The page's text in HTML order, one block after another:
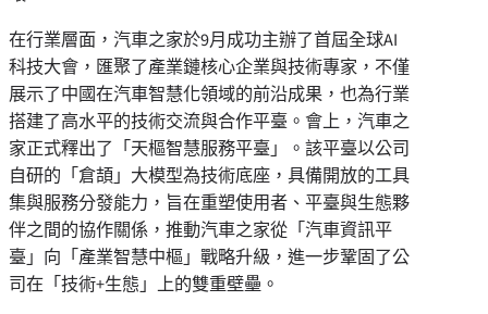
在行業層面，汽車之家於9月成功主辦了首屆全球AI
科技大會，匯聚了產業鏈核心企業與技術專家，不僅
展示了中國在汽車智慧化領域的前沿成果，也為行業
搭建了高水平的技術交流與合作平臺。會上，汽車之
家正式釋出了「天樞智慧服務平臺」。該平臺以公司
自研的「倉頡」大模型為技術底座，具備開放的工具
集與服務分發能力，旨在重塑使用者、平臺與生態夥
伴之間的協作關係，推動汽車之家從「汽車資訊平
臺」向「產業智慧中樞」戰略升級，進一步鞏固了公
司在「技術+生態」上的雙重壁壘。